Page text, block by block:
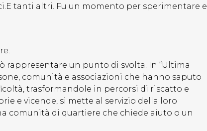
tanti altri. Fu un momento per sperimentare e
rappresentare un punto di svolta. In “Ultima
comunità e associazioni che hanno saputo
trasformandole in percorsi di riscatto e
e vicende, si mette al servizio della loro
comunità di quartiere che chiede aiuto o un